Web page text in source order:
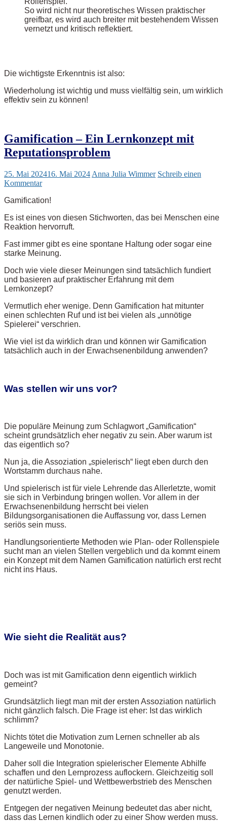
So wird nicht nur theoretisches Wissen praktischer
greifbar, es wird auch breiter mit bestehendem Wissen
vernetzt und kritisch reflektiert.
Die wichtigste Erkenntnis ist also:
Wiederholung ist wichtig und muss vielfältig sein, um wirklich
effektiv sein zu können!
Gamification – Ein Lernkonzept mit
Reputationsproblem
25. Mai 202416. Mai 2024 Anna Julia Wimmer Schreib einen
Kommentar
Gamification!
Es ist eines von diesen Stichworten, das bei Menschen eine
Reaktion hervorruft.
Fast immer gibt es eine spontane Haltung oder sogar eine
starke Meinung.
Doch wie viele dieser Meinungen sind tatsächlich fundiert
und basieren auf praktischer Erfahrung mit dem
Lernkonzept?
Vermutlich eher wenige. Denn Gamification hat mitunter
einen schlechten Ruf und ist bei vielen als „unnötige
Spielerei“ verschrien.
Wie viel ist da wirklich dran und können wir Gamification
tatsächlich auch in der Erwachsenenbildung anwenden?
Was stellen wir uns vor?
Die populäre Meinung zum Schlagwort „Gamification“
scheint grundsätzlich eher negativ zu sein. Aber warum ist
das eigentlich so?
Nun ja, die Assoziation „spielerisch“ liegt eben durch den
Wortstamm durchaus nahe.
Und spielerisch ist für viele Lehrende das Allerletzte, womit
sie sich in Verbindung bringen wollen. Vor allem in der
Erwachsenenbildung herrscht bei vielen
Bildungsorganisationen die Auffassung vor, dass Lernen
seriös sein muss.
Handlungsorientierte Methoden wie Plan- oder Rollenspiele
sucht man an vielen Stellen vergeblich und da kommt einem
ein Konzept mit dem Namen Gamification natürlich erst recht
nicht ins Haus.
Wie sieht die Realität aus?
Doch was ist mit Gamification denn eigentlich wirklich
gemeint?
Grundsätzlich liegt man mit der ersten Assoziation natürlich
nicht gänzlich falsch. Die Frage ist eher: Ist das wirklich
schlimm?
Nichts tötet die Motivation zum Lernen schneller ab als
Langeweile und Monotonie.
Daher soll die Integration spielerischer Elemente Abhilfe
schaffen und den Lernprozess auflockern. Gleichzeitig soll
der natürliche Spiel- und Wettbewerbstrieb des Menschen
genutzt werden.
Entgegen der negativen Meinung bedeutet das aber nicht,
dass das Lernen kindlich oder zu einer Show werden muss.